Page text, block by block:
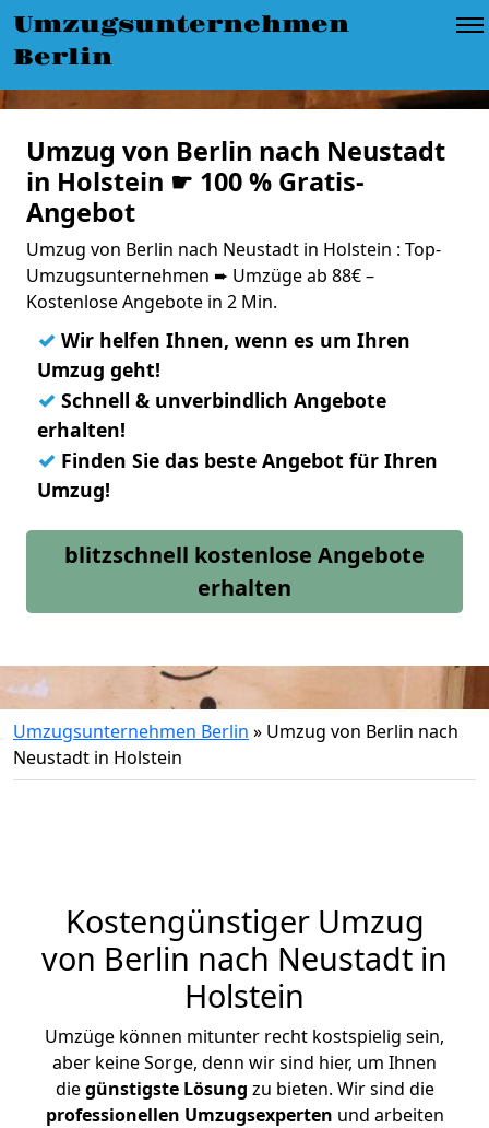
Umzugsunternehmen
Berlin
Umzug von Berlin nach Neustadt
in Holstein ☛ 100 % Gratis-
Angebot
Umzug von Berlin nach Neustadt in Holstein : Top-
Umzugsunternehmen ➨ Umzüge ab 88€ –
Kostenlose Angebote in 2 Min.
✓ Wir helfen Ihnen, wenn es um Ihren
Umzug geht!
✓ Schnell & unverbindlich Angebote
erhalten!
✓ Finden Sie das beste Angebot für Ihren
Umzug!
blitzschnell kostenlose Angebote
erhalten
Umzugsunternehmen Berlin » Umzug von Berlin nach
Neustadt in Holstein
Kostengünstiger Umzug
von Berlin nach Neustadt in
Holstein
Umzüge können mitunter recht kostspielig sein,
aber keine Sorge, denn wir sind hier, um Ihnen
diegünstigste Lösung zu bieten. Wir sind die
professionellen Umzugsexperten und arbeiten